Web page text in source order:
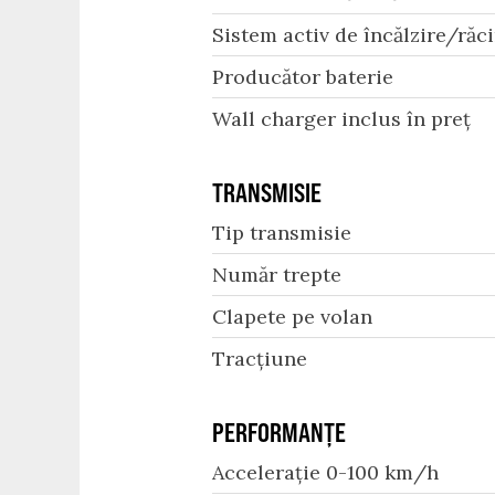
Sistem activ de încălzire/
Producător baterie
Wall charger inclus în preț
TRANSMISIE
Tip transmisie
Număr trepte
Clapete pe volan
Tracțiune
PERFORMANȚE
Accelerație 0-100 km/h